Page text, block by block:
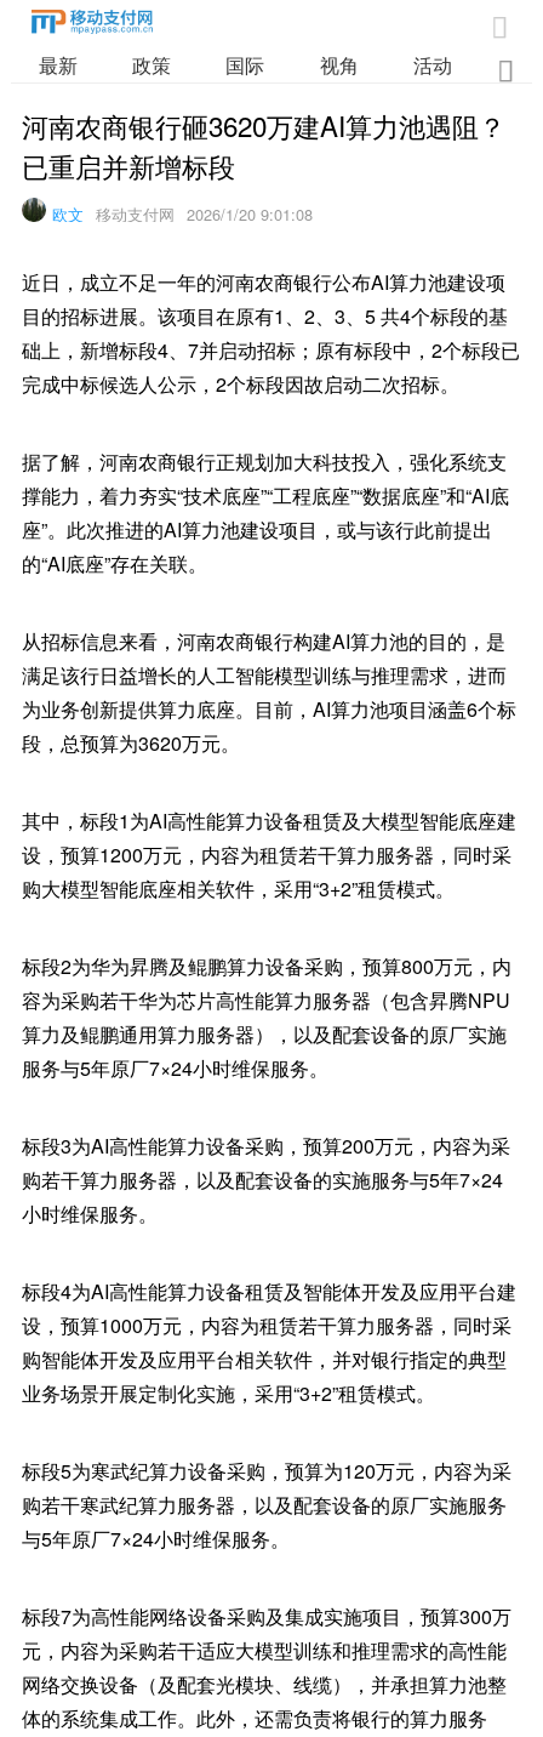

最新 政策 国际 视角 活动 业

河南农商银行砸3620万建AI算力池遇阻？
已重启并新增标段
欧文 移动支付网 2026/1/20 9:01:08
近日，成立不足一年的河南农商银行公布AI算力池建设项
目的招标进展。该项目在原有1、2、3、5 共4个标段的基
础上，新增标段4、7并启动招标；原有标段中，2个标段已
完成中标候选人公示，2个标段因故启动二次招标。
据了解，河南农商银行正规划加大科技投入，强化系统支
撑能力，着力夯实“技术底座”“工程底座”“数据底座”和“AI底
座”。此次推进的AI算力池建设项目，或与该行此前提出
的“AI底座”存在关联。
从招标信息来看，河南农商银行构建AI算力池的目的，是
满足该行日益增长的人工智能模型训练与推理需求，进而
为业务创新提供算力底座。目前，AI算力池项目涵盖6个标
段，总预算为3620万元。
其中，标段1为AI高性能算力设备租赁及大模型智能底座建
设，预算1200万元，内容为租赁若干算力服务器，同时采
购大模型智能底座相关软件，采用“3+2”租赁模式。
标段2为华为昇腾及鲲鹏算力设备采购，预算800万元，内
容为采购若干华为芯片高性能算力服务器（包含昇腾NPU
算力及鲲鹏通用算力服务器），以及配套设备的原厂实施
服务与5年原厂7×24小时维保服务。
标段3为AI高性能算力设备采购，预算200万元，内容为采
购若干算力服务器，以及配套设备的实施服务与5年7×24
小时维保服务。
标段4为AI高性能算力设备租赁及智能体开发及应用平台建
设，预算1000万元，内容为租赁若干算力服务器，同时采
购智能体开发及应用平台相关软件，并对银行指定的典型
业务场景开展定制化实施，采用“3+2”租赁模式。
标段5为寒武纪算力设备采购，预算为120万元，内容为采
购若干寒武纪算力服务器，以及配套设备的原厂实施服务
与5年原厂7×24小时维保服务。
标段7为高性能网络设备采购及集成实施项目，预算300万
元，内容为采购若干适应大模型训练和推理需求的高性能
网络交换设备（及配套光模块、线缆），并承担算力池整
体的系统集成工作。此外，还需负责将银行的算力服务